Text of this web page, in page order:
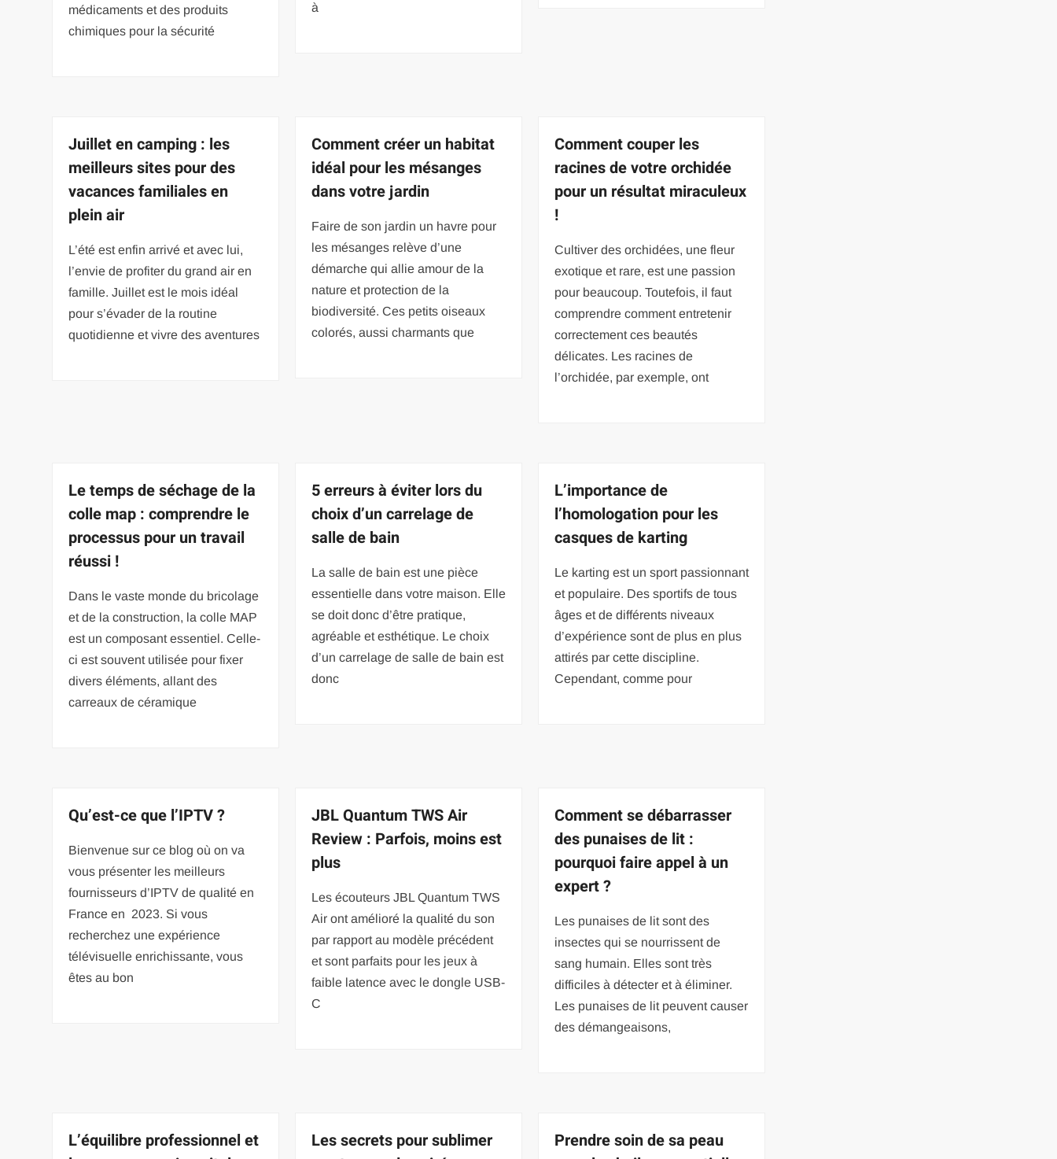
médicaments et des produits
chimiques pour la sécurité
à
Juillet en camping : les
meilleurs sites pour des
vacances familiales en
plein air
L’été est enfin arrivé et avec lui,
l’envie de profiter du grand air en
famille. Juillet est le mois idéal
pour s’évader de la routine
quotidienne et vivre des aventures
Comment créer un habitat
idéal pour les mésanges
dans votre jardin
Faire de son jardin un havre pour
les mésanges relève d’une
démarche qui allie amour de la
nature et protection de la
biodiversité. Ces petits oiseaux
colorés, aussi charmants que
Comment couper les
racines de votre orchidée
pour un résultat miraculeux
!
Cultiver des orchidées, une fleur
exotique et rare, est une passion
pour beaucoup. Toutefois, il faut
comprendre comment entretenir
correctement ces beautés
délicates. Les racines de
l’orchidée, par exemple, ont
Le temps de séchage de la
colle map : comprendre le
processus pour un travail
réussi !
Dans le vaste monde du bricolage
et de la construction, la colle MAP
est un composant essentiel. Celle-
ci est souvent utilisée pour fixer
divers éléments, allant des
carreaux de céramique
5 erreurs à éviter lors du
choix d’un carrelage de
salle de bain
La salle de bain est une pièce
essentielle dans votre maison. Elle
se doit donc d’être pratique,
agréable et esthétique. Le choix
d’un carrelage de salle de bain est
donc
L’importance de
l’homologation pour les
casques de karting
Le karting est un sport passionnant
et populaire. Des sportifs de tous
âges et de différents niveaux
d’expérience sont de plus en plus
attirés par cette discipline.
Cependant, comme pour
Qu’est-ce que l’IPTV ?
Bienvenue sur ce blog où on va
vous présenter les meilleurs
fournisseurs d’IPTV de qualité en
France en 2023. Si vous
recherchez une expérience
télévisuelle enrichissante, vous
êtes au bon
JBL Quantum TWS Air
Review : Parfois, moins est
plus
Les écouteurs JBL Quantum TWS
Air ont amélioré la qualité du son
par rapport au modèle précédent
et sont parfaits pour les jeux à
faible latence avec le dongle USB-
C
Comment se débarrasser
des punaises de lit :
pourquoi faire appel à un
expert ?
Les punaises de lit sont des
insectes qui se nourrissent de
sang humain. Elles sont très
difficiles à détecter et à éliminer.
Les punaises de lit peuvent causer
des démangeaisons,
L’équilibre professionnel et
Les secrets pour sublimer
Prendre soin de sa peau